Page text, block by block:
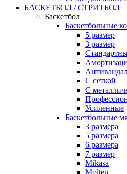
БАСКЕТБОЛ / СТРИТБОЛ
Баскетбол
Баскетбольные
5 размер
3 размер
С сеткой
С
Усиленные
Баскетбольные
3 размера
5 размера
6 размера
7 размер
Mikasa
Molten